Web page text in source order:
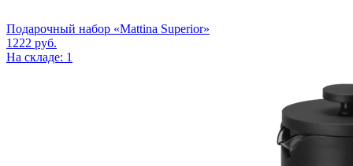
Подарочный набор «Mattina Superior»
1222 руб.
На складе: 1